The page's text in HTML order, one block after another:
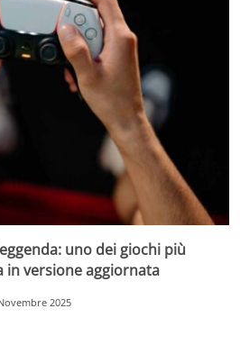
uno dei giochi più
in versione aggiornata
2025